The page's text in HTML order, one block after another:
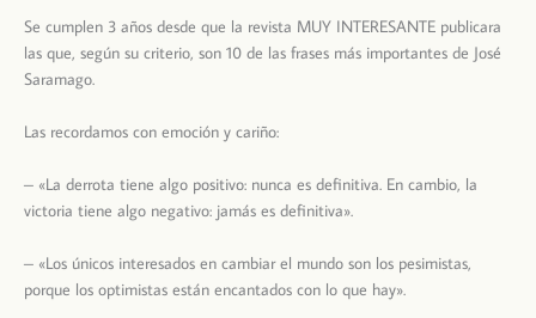
Se cumplen 3 años desde que la revista MUY INTERESANTE publicara
las que, según su criterio, son 10 de las frases más importantes de José
Saramago.
Las recordamos con emoción y cariño:
– «La derrota tiene algo positivo: nunca es definitiva. En cambio, la
victoria tiene algo negativo: jamás es definitiva».
– «Los únicos interesados en cambiar el mundo son los pesimistas,
porque los optimistas están encantados con lo que hay».